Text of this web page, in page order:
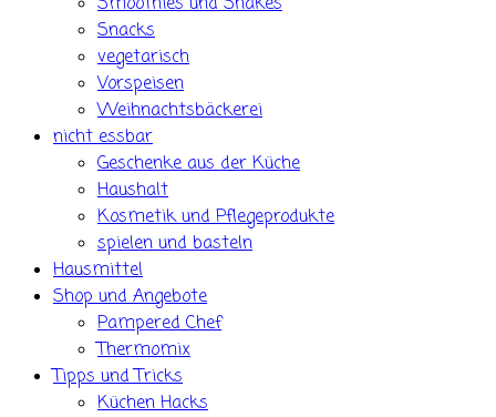
Snacks
vegetarisch
Vorspeisen
Weihnachtsbäckerei
nicht essbar
Geschenke aus der Küche
Haushalt
Kosmetik und Pflegeprodukte
spielen und basteln
Hausmittel
Shop und Angebote
Pampered Chef
Thermomix
Tipps und Tricks
Küchen Hacks